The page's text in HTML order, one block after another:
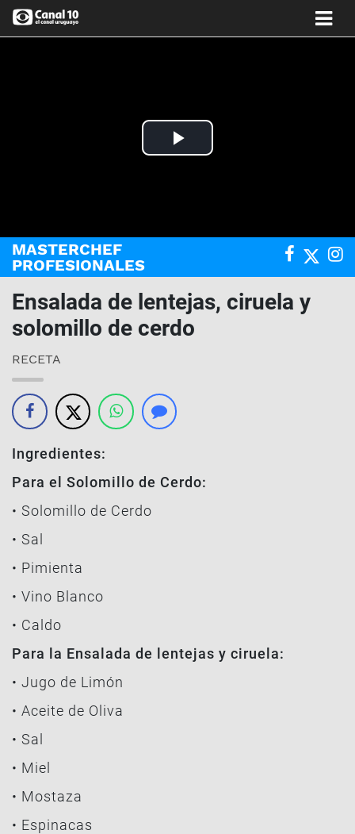
Play
MASTERCHEF
PROFESIONALES
Ensalada de lentejas, ciruela y
solomillo de cerdo
RECETA
Ingredientes:
Para el Solomillo de Cerdo:
• Solomillo de Cerdo
• Sal
• Pimienta
• Vino Blanco
• Caldo
Para la Ensalada de lentejas y ciruela:
• Jugo de Limón
• Aceite de Oliva
• Sal
• Miel
• Mostaza
• Espinacas